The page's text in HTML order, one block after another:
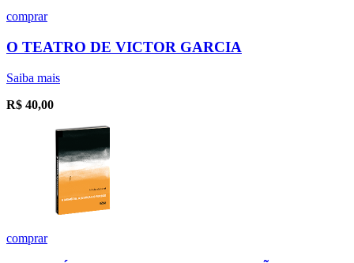
comprar
O TEATRO DE VICTOR GARCIA
Saiba mais
R$ 40,00
comprar